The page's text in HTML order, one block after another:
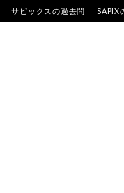
サピックスの過去問 SAPIX